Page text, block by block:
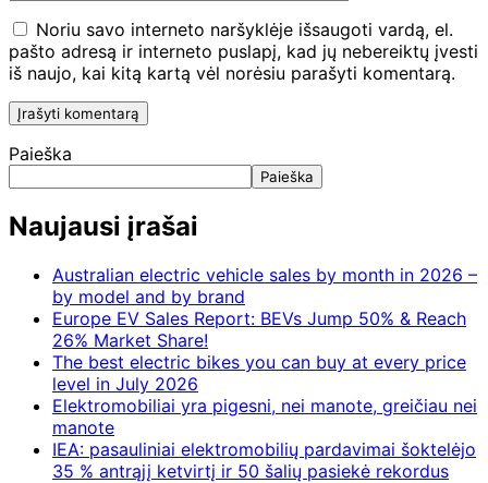
Noriu savo interneto naršyklėje išsaugoti vardą, el.
pašto adresą ir interneto puslapį, kad jų nebereiktų įvesti
iš naujo, kai kitą kartą vėl norėsiu parašyti komentarą.
Paieška
Paieška
Naujausi įrašai
Australian electric vehicle sales by month in 2026 –
by model and by brand
Europe EV Sales Report: BEVs Jump 50% & Reach
26% Market Share!
The best electric bikes you can buy at every price
level in July 2026
Elektromobiliai yra pigesni, nei manote, greičiau nei
manote
IEA: pasauliniai elektromobilių pardavimai šoktelėjo
35 % antrąjį ketvirtį ir 50 šalių pasiekė rekordus